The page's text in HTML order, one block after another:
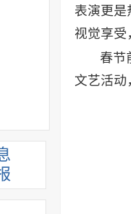
表演更是
视觉享受
春节
文艺活动